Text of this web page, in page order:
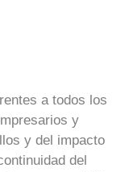
a todos los
y
y del impacto
del